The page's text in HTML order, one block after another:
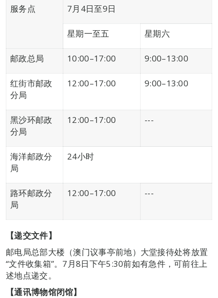
服务点 7月4日至9日
星期一至五 星期六
邮政总局 10:00–17:00 9:00–13:00
红街市邮政
分局
12:00–17:00 9:00–13:00
黑沙环邮政
分局
12:00–17:00 ---
海洋邮政分
局
24小时
路环邮政分
局
12:00–17:00 ---
【递交文件】
邮电局总部大楼（澳门议事亭前地）大堂接待处将放置
“文件收集箱”。7月8日下午5:30前如有急件，可前往上
述地点递交。
【通讯博物馆闭馆】